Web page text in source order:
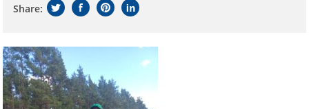
Share: